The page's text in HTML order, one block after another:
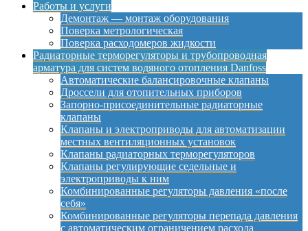
Работы и услуги
Демонтаж — монтаж оборудования
Поверка метрологическая
Поверка расходомеров жидкости
Радиаторные терморегуляторы и трубопроводная
арматура для систем водяного отопления Danfoss
Автоматические балансировочные клапаны
Дроссели для отопительных приборов
Запорно-присоединительные радиаторные
клапаны
Клапаны и электроприводы для автоматизации
местных вентиляционных установок
Клапаны радиаторных терморегуляторов
Клапаны регулирующие седельные и
электроприводы к ним
Комбинированные регуляторы давления «после
себя»
Комбинированные регуляторы перепада давления
с автоматическим ограничением расхода